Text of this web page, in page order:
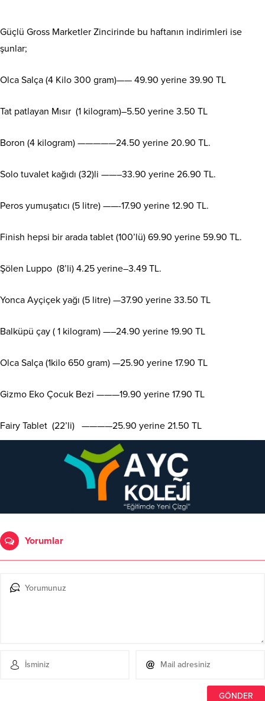
Güçlü Gross Marketler Zincirinde bu haftanın indirimleri ise
şunlar;
Olca Salça (4 Kilo 300 gram)—— 49.90 yerine 39.90 TL
Tat patlayan Mısır (1 kilogram)–5.50 yerine 3.50 TL
Boron (4 kilogram) —————24.50 yerine 20.90 TL.
Solo tuvalet kağıdı (32)li ——–33.90 yerine 26.90 TL.
Peros yumuşatıcı (5 litre) ——-17.90 yerine 12.90 TL.
Finish hepsi bir arada tablet (100’lü) 69.90 yerine 59.90 TL.
Şölen Luppo (8’li) 4.25 yerine–3.49 TL.
Yonca Ayçiçek yağı (5 litre) —37.90 yerine 33.50 TL
Balküpü çay ( 1 kilogram) —–24.90 yerine 19.90 TL
Olca Salça (1kilo 650 gram) —25.90 yerine 17.90 TL
Gizmo Eko Çocuk Bezi ———19.90 yerine 17.90 TL
Fairy Tablet (22’li) ————25.90 yerine 21.50 TL
Yorumlar